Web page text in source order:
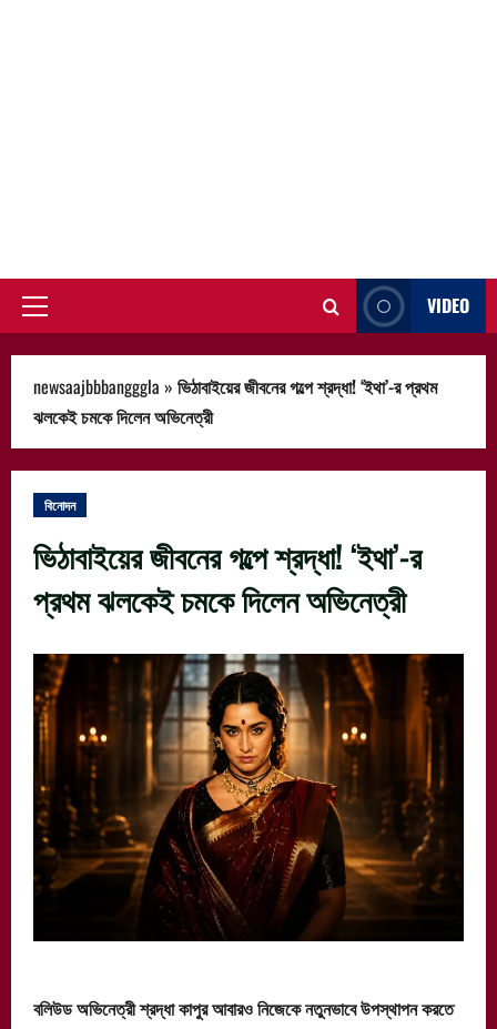
Primary
VIDEO
newsaajbbbangggla » ভিঠাবাইয়ের জীবনের গল্পে শ্রদ্ধা! ‘ইথা’-র প্রথম
ঝলকেই চমকে দিলেন অভিনেত্রী
বিনোদন
ভিঠাবাইয়ের জীবনের গল্পে শ্রদ্ধা! ‘ইথা’-র
প্রথম ঝলকেই চমকে দিলেন অভিনেত্রী
বলিউড অভিনেত্রী শ্রদ্ধা কাপুর আবারও নিজেকে নতুনভাবে উপস্থাপন করতে